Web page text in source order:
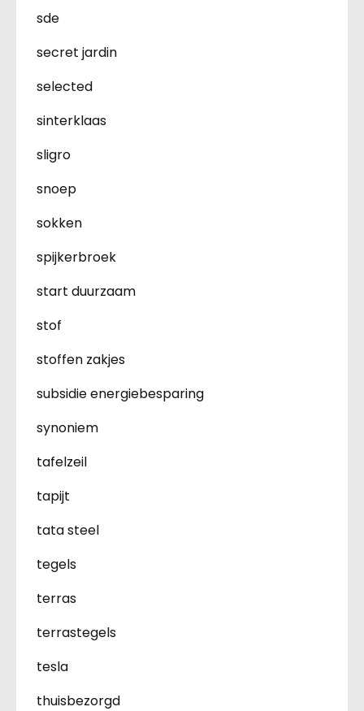
sde
secret jardin
selected
sinterklaas
sligro
snoep
sokken
spijkerbroek
start duurzaam
stof
stoffen zakjes
subsidie energiebesparing
synoniem
tafelzeil
tapijt
tata steel
tegels
terras
terrastegels
tesla
thuisbezorgd